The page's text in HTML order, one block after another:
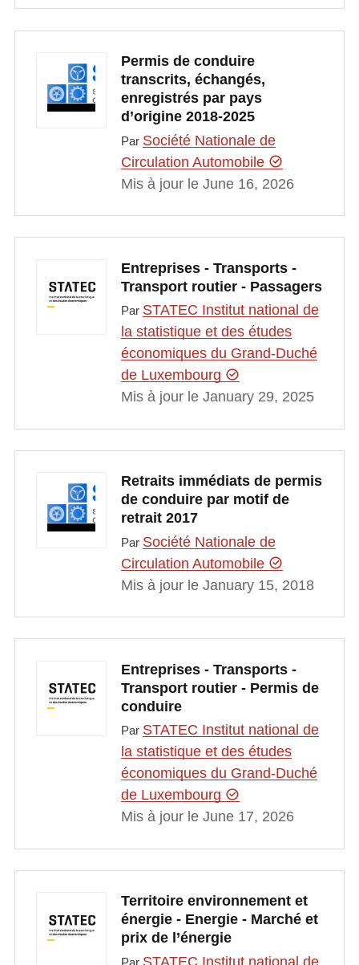
Permis de conduire
transcrits, échangés,
enregistrés par pays
d’origine 2018-2025
Par Société Nationale de
Circulation Automobile
Mis à jour le June 16, 2026
Entreprises - Transports -
Transport routier - Passagers
Par STATEC Institut national de
la statistique et des études
économiques du Grand-Duché
de Luxembourg
Mis à jour le January 29, 2025
Retraits immédiats de permis
de conduire par motif de
retrait 2017
Par Société Nationale de
Circulation Automobile
Mis à jour le January 15, 2018
Entreprises - Transports -
Transport routier - Permis de
conduire
Par STATEC Institut national de
la statistique et des études
économiques du Grand-Duché
de Luxembourg
Mis à jour le June 17, 2026
Territoire environnement et
énergie - Energie - Marché et
prix de l’énergie
Par STATEC Institut national de